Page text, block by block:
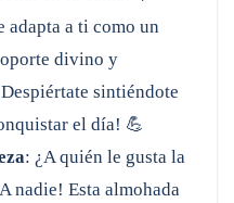
adapta a ti como un
divino y
sintiéndote
el día! 💪
: ¿A quién le gusta la
nadie! Esta almohada